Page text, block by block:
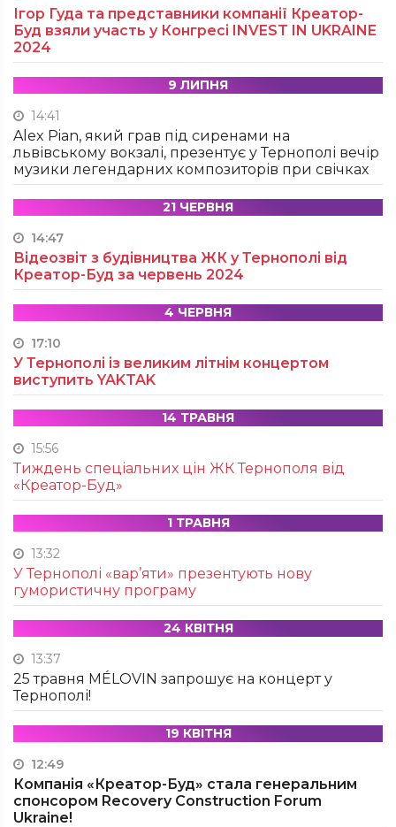
Ігор Гуда та представники компанії Креатор-
Буд взяли участь у Конгресі INVEST IN UKRAINE
2024
9 ЛИПНЯ
14:41
Alex Pian, який грав під сиренами на
львівському вокзалі, презентує у Тернополі вечір
музики легендарних композиторів при свічках
21 ЧЕРВНЯ
14:47
Відеозвіт з будівництва ЖК у Тернополі від
Креатор-Буд за червень 2024
4 ЧЕРВНЯ
17:10
У Тернополі із великим літнім концертом
виступить YAKTAK
14 ТРАВНЯ
15:56
Тиждень спеціальних цін ЖК Тернополя від
«Креатор-Буд»
1 ТРАВНЯ
13:32
У Тернополі «вар’яти» презентують нову
гумористичну програму
24 КВІТНЯ
13:37
25 травня MÉLOVIN запрошує на концерт у
Тернополі!
19 КВІТНЯ
12:49
Компанія «Креатор-Буд» стала генеральним
спонсором Recovery Construction Forum
Ukraine!